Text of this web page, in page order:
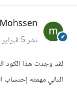
نشر5 فبراير 2022
لقد وجدت هذا الكود
التالي مهمته